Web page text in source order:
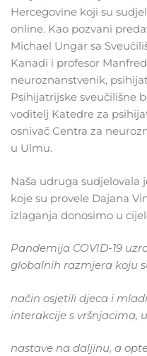
Hercegovine koji su
online. Kao pozvani
Michael Ungar sa
Kanadi i profesor
neuroznanstvenik,
Psihijatrijske sveučilišne
voditelj Katedre za
osnivač Centra za
u Ulmu.
Naša udruga sudjelovala
koje su provele Dajana
izlaganja donosimo u
Pandemija COVID-19
globalnih razmjera koju
način osjetili djeca i
interakcije s vršnjacima,
nastave na daljinu, a